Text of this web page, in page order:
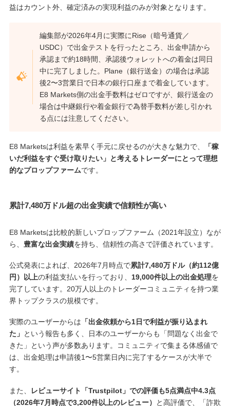
益はカウント外、確定済みの実現利益のみが対象となります。
編集部が2026年4月に実際にRise（暗号通貨／
USDC）で出金テストを行ったところ、出金申請から
承認まで約18時間、承認後ウォレットへの着金は同日
中に完了しました。Plane（銀行送金）の場合は承認
後2〜3営業日で日本の銀行口座まで着金しています。
E8 Markets側の出金手数料はゼロですが、銀行送金の
場合は中継銀行や着金銀行で為替手数料が差し引かれ
る点には注意してください。
E8 Marketsは利益を素早く手元に戻せるのが大きな魅力で、
「稼
いだ利益をすぐ受け取りたい」と考えるトレーダーにとって理想
的なプロップファームです。
累計7,480万ドル超の出金実績で信頼性が高い
E8 Marketsは比較的新しいプロップファーム（2021年設立）なが
ら、 豊富な出金実績を持ち、信頼性の高さで評価されています。
公式発表によれば、2026年7月時点で累計7,480万ドル（約112億
円）以上の利益支払いを行っており、 19,000件以上の出金処理を
完了しています。20万人以上のトレーダーコミュニティを持つ業
界トップクラスの規模です。
実際のユーザーからは 「出金依頼から1日で利益が振り込まれ
た」 という報告も多く、日本のユーザーからも「問題なく出金で
きた」という声が多数あります。コミュニティで集まる体感値で
は、出金処理は申請後1〜5営業日内に完了するケースが大半で
す。
また、
レビューサイト「Trustpilot」での評価も5点満点中4.3点
（2026年7月時点で3,200件以上のレビュー）
と高評価で、「詐欺